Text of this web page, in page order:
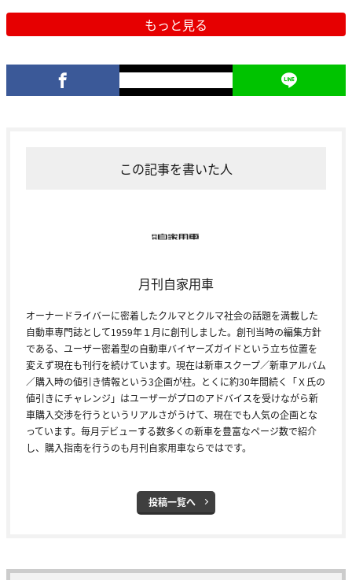
もっと見る
この記事を書いた人
月刊自家用車
オーナードライバーに密着したクルマとクルマ社会の話題を満載した
自動車専門誌として1959年１月に創刊しました。創刊当時の編集方針
である、ユーザー密着型の自動車バイヤーズガイドという立ち位置を
変えず現在も刊行を続けています。現在は新車スクープ／新車アルバム
／購入時の値引き情報という3企画が柱。とくに約30年間続く「Ｘ氏の
値引きにチャレンジ」はユーザーがプロのアドバイスを受けながら新
車購入交渉を行うというリアルさがうけて、現在でも人気の企画とな
っています。毎月デビューする数多くの新車を豊富なページ数で紹介
し、購入指南を行うのも月刊自家用車ならではです。
投稿一覧へ